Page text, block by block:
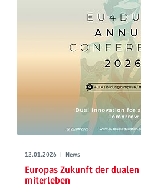
12.01.2026 | News
Europas Zukunft der
miterleben